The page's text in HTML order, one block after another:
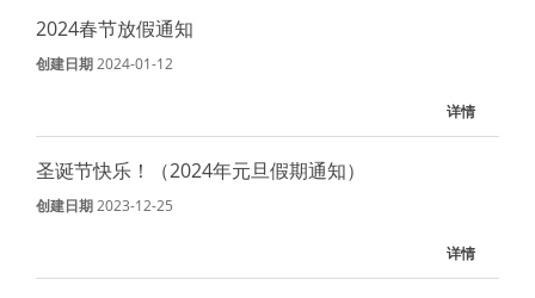
2024春节放假通知
创建日期2024-01-12
详情
圣诞节快乐！（2024年元旦假期通知）
创建日期2023-12-25
详情